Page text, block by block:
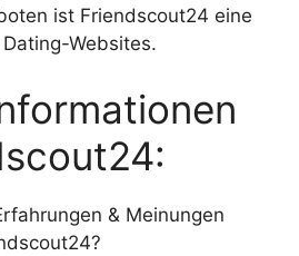
ist Friendscout24 eine
Websites.
& Meinungen